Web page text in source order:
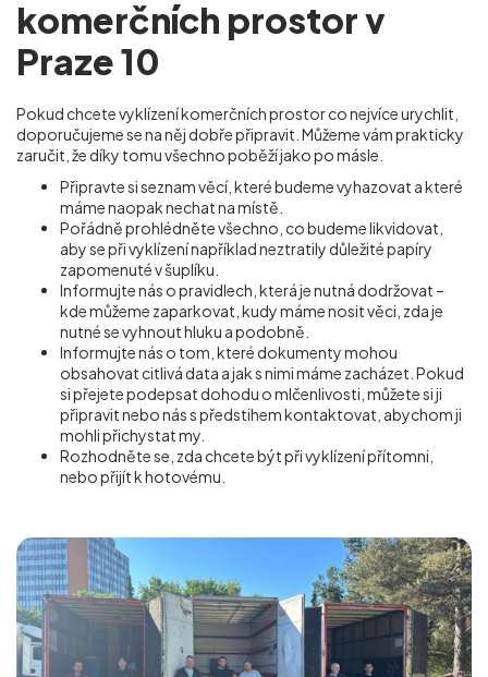
komerčních prostor v
Praze 10
Pokud chcete vyklízení komerčních prostor co nejvíce urychlit,
doporučujeme se na něj dobře připravit. Můžeme vám prakticky
zaručit, že díky tomu všechno poběží jako po másle.
Připravte si seznam věcí, které budeme vyhazovat a které
máme naopak nechat na místě.
Pořádně prohlédněte všechno, co budeme likvidovat,
aby se při vyklízení například neztratily důležité papíry
zapomenuté v šuplíku.
Informujte nás o pravidlech, která je nutná dodržovat –
kde můžeme zaparkovat, kudy máme nosit věci, zda je
nutné se vyhnout hluku a podobně.
Informujte nás o tom, které dokumenty mohou
obsahovat citlivá data a jak s nimi máme zacházet. Pokud
si přejete podepsat dohodu o mlčenlivosti, můžete si ji
připravit nebo nás s předstihem kontaktovat, abychom ji
mohli přichystat my.
Rozhodněte se, zda chcete být při vyklízení přítomni,
nebo přijít k hotovému.